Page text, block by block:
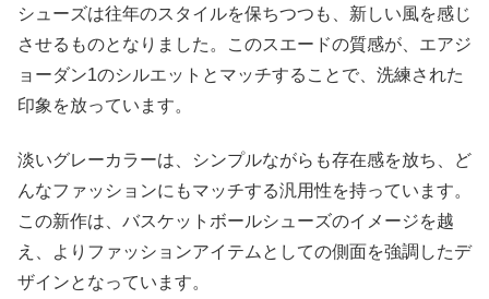
シューズは往年のスタイルを保ちつつも、新しい風を感じ
させるものとなりました。このスエードの質感が、エアジ
ョーダン1のシルエットとマッチすることで、洗練された
印象を放っています。
淡いグレーカラーは、シンプルながらも存在感を放ち、ど
んなファッションにもマッチする汎用性を持っています。
この新作は、バスケットボールシューズのイメージを越
え、よりファッションアイテムとしての側面を強調したデ
ザインとなっています。